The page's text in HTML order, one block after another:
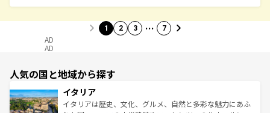
1 2 3 … 7
AD
AD
人気の国と地域から探す
イタリア
イタリアは歴史、文化、グルメ、自然と多彩な魅力にあふ